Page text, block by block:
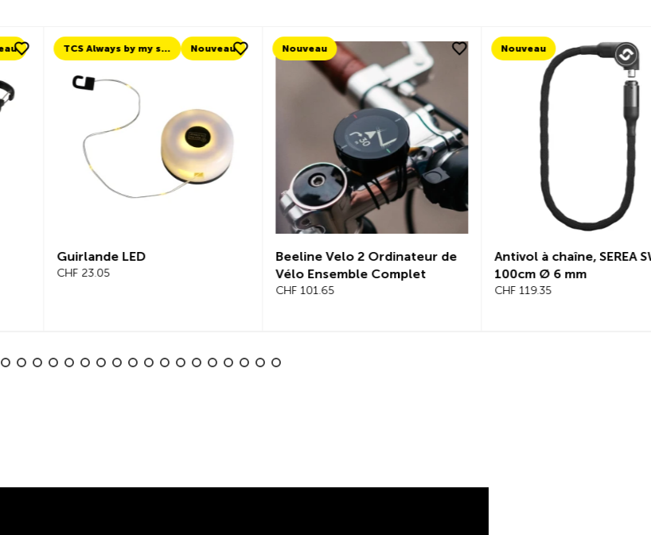
TCS Always by my side Nouveau Nouveau
Beeline Velo 2 Ordinateur de
Nouveau
Antivol à chaîne, SEREA SWIFT
100cm Ø 6 mm
Nouveau
Antivol à
125cm, Ø 8mm